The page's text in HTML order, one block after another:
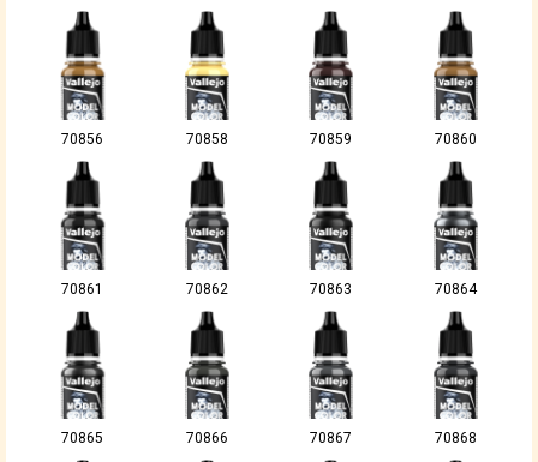
70856 70858 70859 70860
70861 70862 70863 70864
70865 70866 70867 70868